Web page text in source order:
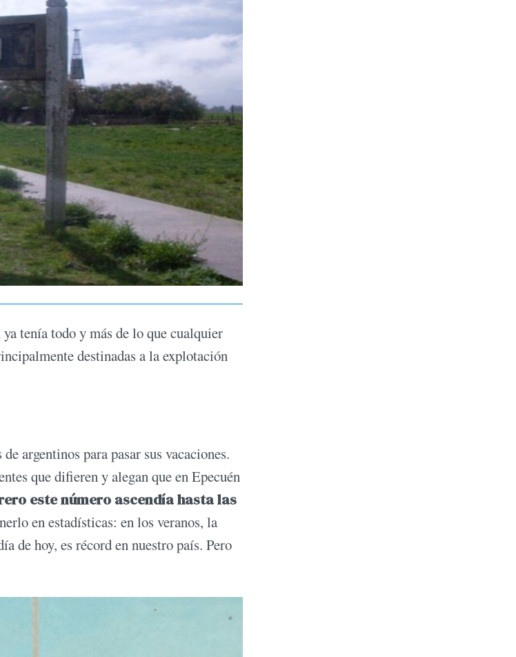
tenía todo y más de lo que cualquier
destinadas a la explotación
argentinos para pasar sus vacaciones.
que difieren y alegan que en Epecuén
este número ascendía hasta las
en estadísticas: en los veranos, la
de hoy, es récord en nuestro país. Pero